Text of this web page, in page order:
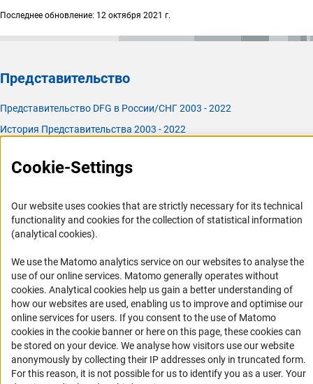
Последнее обновление: 12 октября 2021 г.
Представительство
Представительство DFG в России/СНГ 2003 - 2022
История Представительства 2003 - 2022
Задачи DFG
История DFG
Совместные конкурсы с российскими партнёрскими
организациями
Партнёры DFG в России
Часто задаваемые вопросы (FAQ)
DFG Newsletter
Cookie-Settings
Our website uses cookies that are strictly necessary for its technical
functionality and cookies for the collection of statistical information
(analytical cookies).
We use the Matomo analytics service on our websites to analyse the
use of our online services. Matomo generally operates without
cookies(Anc
. Analytical cookies help us gain a better understanding of
how our websites are used, enabling us to improve and optimise our
online services for users. If you consent to the use of Matomo
cookies in the cookie banner or here on this page, these cookies can
be stored on your device. We analyse how visitors use our website
anonymously by collecting their IP addresses only in truncated form.
For this reason, it is not possible for us to identify you as a user. Your